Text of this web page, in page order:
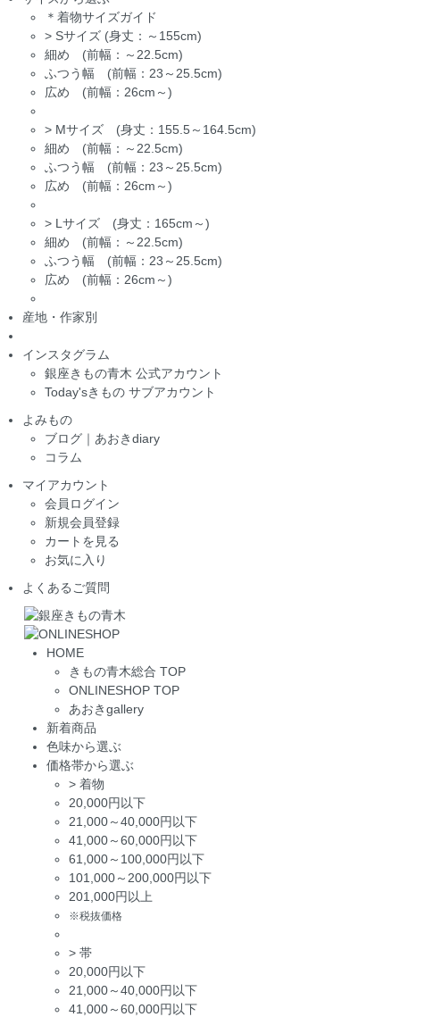
＊着物サイズガイド
> Sサイズ (身丈：～155cm)
細め (前幅：～22.5cm)
ふつう幅 (前幅：23～25.5cm)
広め (前幅：26cm～)
> Mサイズ (身丈：155.5～164.5cm)
細め (前幅：～22.5cm)
ふつう幅 (前幅：23～25.5cm)
広め (前幅：26cm～)
> Lサイズ (身丈：165cm～)
細め (前幅：～22.5cm)
ふつう幅 (前幅：23～25.5cm)
広め (前幅：26cm～)
産地・作家別
インスタグラム
銀座きもの青木 公式アカウント
Today'sきもの サブアカウント
よみもの
ブログ｜あおきdiary
コラム
マイアカウント
会員ログイン
新規会員登録
カートを見る
お気に入り
よくあるご質問
HOME
きもの青木総合 TOP
ONLINESHOP TOP
あおきgallery
新着商品
色味から選ぶ
価格帯から選ぶ
> 着物
20,000円以下
21,000～40,000円以下
41,000～60,000円以下
61,000～100,000円以下
101,000～200,000円以下
201,000円以上
※税抜価格
> 帯
20,000円以下
21,000～40,000円以下
41,000～60,000円以下